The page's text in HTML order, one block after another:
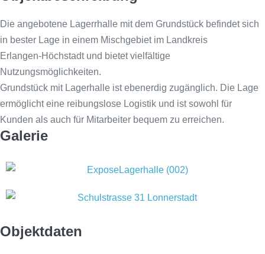
Die angebotene Lagerrhalle mit dem Grundstück befindet sich
in bester Lage in einem Mischgebiet im Landkreis
Erlangen-Höchstadt und bietet vielfältige
Nutzungsmöglichkeiten.
Grundstück mit Lagerhalle ist ebenerdig zugänglich. Die Lage
ermöglicht eine reibungslose Logistik und ist sowohl für
Kunden als auch für Mitarbeiter bequem zu erreichen.
Galerie
Objektdaten